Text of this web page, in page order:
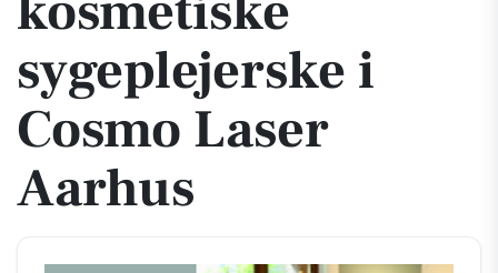
sygeplejerske i
Cosmo Laser
Aarhus